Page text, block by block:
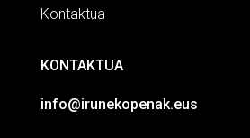
Kontaktua
KONTAKTUA
info@irunekopenak.eus